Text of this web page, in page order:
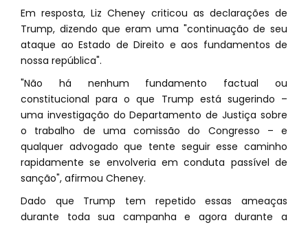
Em resposta, Liz Cheney criticou as declarações de
Trump, dizendo que eram uma "continuação de seu
ataque ao Estado de Direito e aos fundamentos de
nossa república".
"Não há nenhum fundamento factual ou
constitucional para o que Trump está sugerindo –
uma investigação do Departamento de Justiça sobre
o trabalho de uma comissão do Congresso – e
qualquer advogado que tente seguir esse caminho
rapidamente se envolveria em conduta passível de
sanção", afirmou Cheney.
Dado que Trump tem repetido essas ameaças
durante toda sua campanha e agora durante a